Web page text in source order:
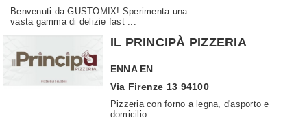
Benvenuti da GUSTOMIX! Sperimenta una
vasta gamma di delizie fast ...
IL PRINCIPÀ PIZZERIA
ENNA EN
Via Firenze 13 94100
Pizzeria con forno a legna, d'asporto e
domicilio